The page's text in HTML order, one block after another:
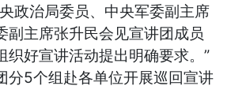
政治局委员、中央军委副主席
副主席张升民会见宣讲团成员
织好宣讲活动提出明确要求。”
分5个组赴各单位开展巡回宣讲